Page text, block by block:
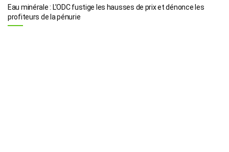
Eau minérale : L’ODC fustige les hausses de prix et dénonce les
profiteurs de la pénurie